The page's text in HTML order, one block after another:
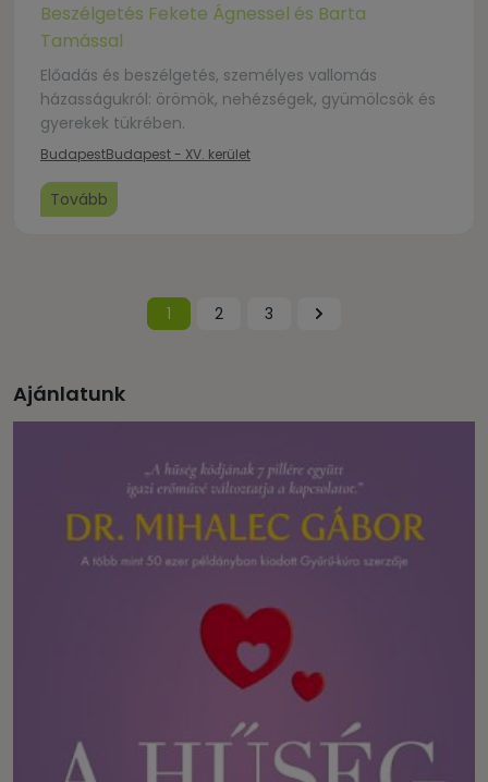
Beszélgetés Fekete Ágnessel és Barta
Tamással
Előadás és beszélgetés, személyes vallomás
házasságukról: örömök, nehézségek, gyümölcsök és
gyerekek tükrében.
BudapestBudapest - XV. kerület
Tovább
1 2 3
Ajánlatunk